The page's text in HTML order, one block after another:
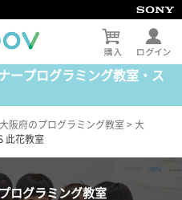
ープログラミング教室・ス
大阪府のプログラミング教室 > 大
此花教室
ログラミング教室